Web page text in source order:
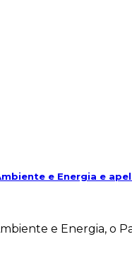
e Energia e
e Energia, o